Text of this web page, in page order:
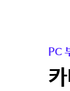
PC